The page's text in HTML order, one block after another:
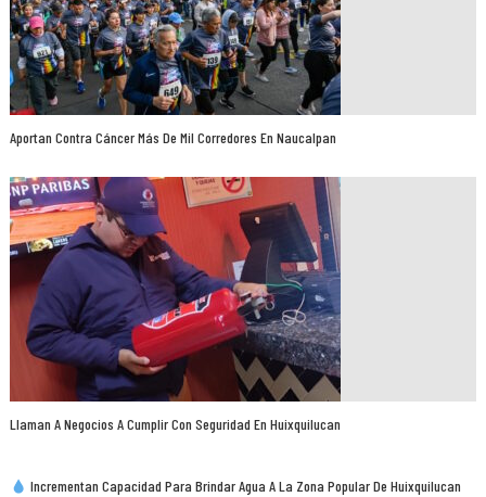
Aportan Contra Cáncer Más De Mil Corredores En Naucalpan
Llaman A Negocios A Cumplir Con Seguridad En Huixquilucan
Incrementan Capacidad Para Brindar Agua A La Zona Popular De Huixquilucan